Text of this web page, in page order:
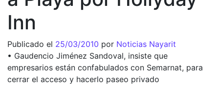
Inn
Publicado el 25/03/2010 por Noticias Nayarit
• Gaudencio Jiménez Sandoval, insiste que
empresarios están confabulados con Semarnat, para
cerrar el acceso y hacerlo paseo privado